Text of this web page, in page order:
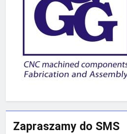
Zapraszamy do SMS